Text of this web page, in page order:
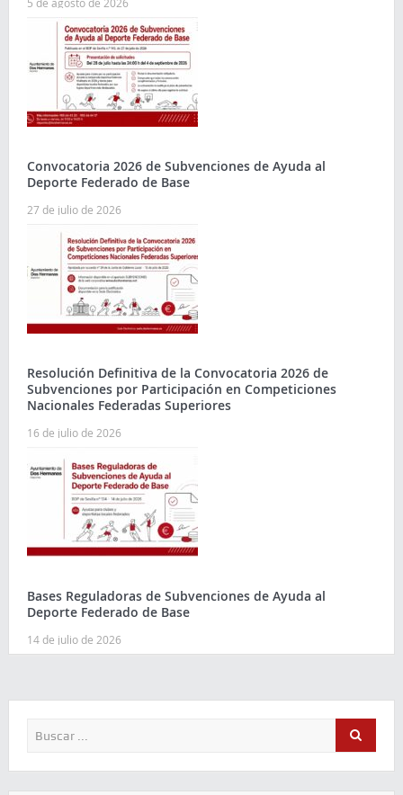
Convocatoria 2026 de Subvenciones de Ayuda al
Deporte Federado de Base
27 de julio de 2026
Resolución Definitiva de la Convocatoria 2026 de
Subvenciones por Participación en Competiciones
Nacionales Federadas Superiores
16 de julio de 2026
Bases Reguladoras de Subvenciones de Ayuda al
Deporte Federado de Base
14 de julio de 2026